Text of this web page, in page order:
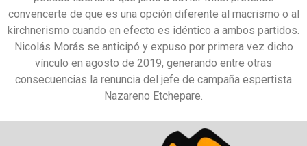
convencerte de que es una opción diferente al macrismo o al
kirchnerismo cuando en efecto es idéntico a ambos partidos.
Nicolás Morás se anticipó y expuso por primera vez dicho
vínculo en agosto de 2019, generando entre otras
consecuencias la renuncia del jefe de campaña espertista
Nazareno Etchepare.